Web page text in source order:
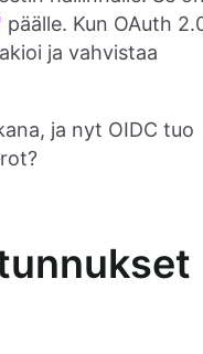
päälle. Kun OAuth
ja vahvistaa
ja nyt OIDC tuo